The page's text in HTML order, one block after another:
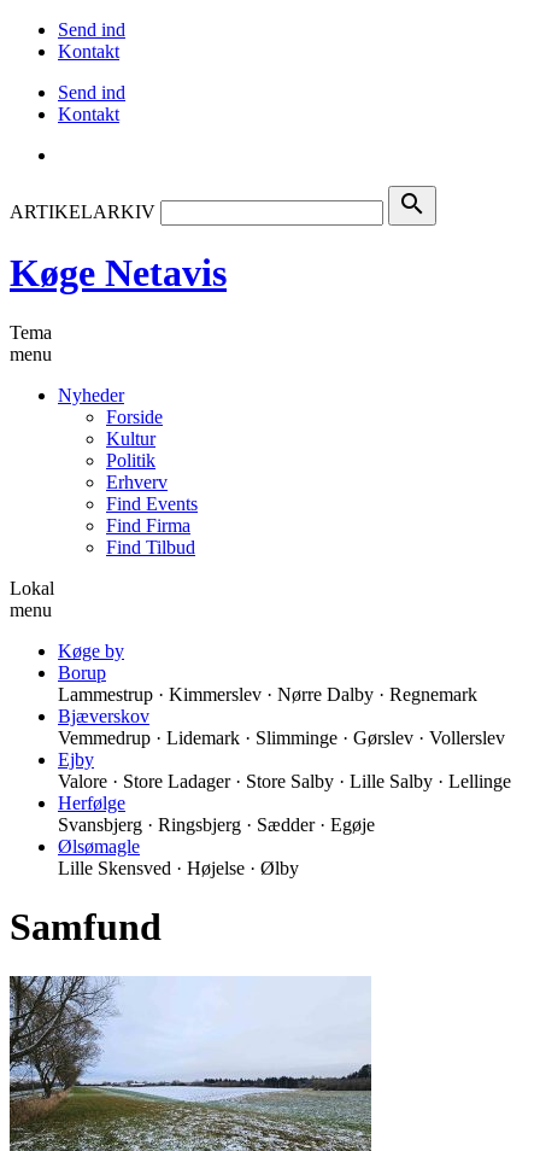
Send ind
Kontakt
Send ind
Kontakt
ARTIKELARKIV search
Køge Netavis
Tema
menu
Nyheder
Forside
Kultur
Politik
Erhverv
Find Events
Find Firma
Find Tilbud
Lokal
menu
Køge by
Borup
Lammestrup · Kimmerslev · Nørre Dalby · Regnemark
Bjæverskov
Vemmedrup · Lidemark · Slimminge · Gørslev · Vollerslev
Ejby
Valore · Store Ladager · Store Salby · Lille Salby · Lellinge
Herfølge
Svansbjerg · Ringsbjerg · Sædder · Egøje
Ølsømagle
Lille Skensved · Højelse · Ølby
Samfund